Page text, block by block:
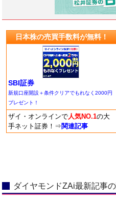
日本株の売買手数料が無料！
SBI証券
新規口座開設＋条件クリアでもれなく2000円
プレゼント！
ザイ・オンラインで 人気NO.1の大
手ネット証券！ ⇒ 関連記事
ダイヤモンドZAi最新記事